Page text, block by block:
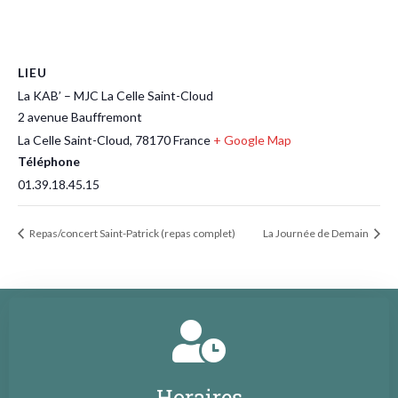
LIEU
La KAB’ – MJC La Celle Saint-Cloud
2 avenue Bauffremont
La Celle Saint-Cloud, 78170France + Google Map
Téléphone
01.39.18.45.15
Repas/concert Saint-Patrick (repas complet) La Journée de Demain